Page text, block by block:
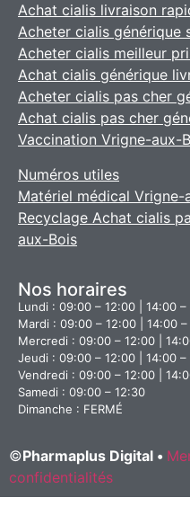
Achat cialis livraison
Acheter cialis générique
Acheter cialis meilleur
Achat cialis générique
Acheter cialis pas cher
Achat cialis pas cher
Vaccination Vrigne-aux-
Numéros utiles
Matériel médical Vrigne-
Recyclage Achat cialis
aux-Bois
Nos horaires
Lundi : 09:00 – 12:00 | 14:00 –
Mardi : 09:00 – 12:00 | 14:00 –
Mercredi : 09:00 – 12:00 |
Jeudi : 09:00 – 12:00 | 14:00 –
Vendredi : 09:00 – 12:00 |
Samedi : 09:00 – 12:30
Dimanche : FERMÉ
©Pharmaplus Digital •
confidentialités